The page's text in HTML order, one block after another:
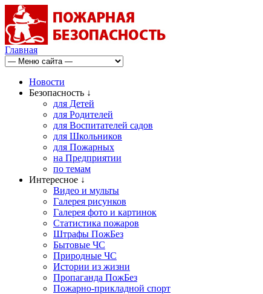
Главная
Новости
Безопасность ↓
для Детей
для Родителей
для Воспитателей садов
для Школьников
для Пожарных
на Предприятии
по темам
Интересное ↓
Видео и мульты
Галерея рисунков
Галерея фото и картинок
Статистика пожаров
Штрафы ПожБез
Бытовые ЧС
Природные ЧС
Истории из жизни
Пропаганда ПожБез
Пожарно-прикладной спорт